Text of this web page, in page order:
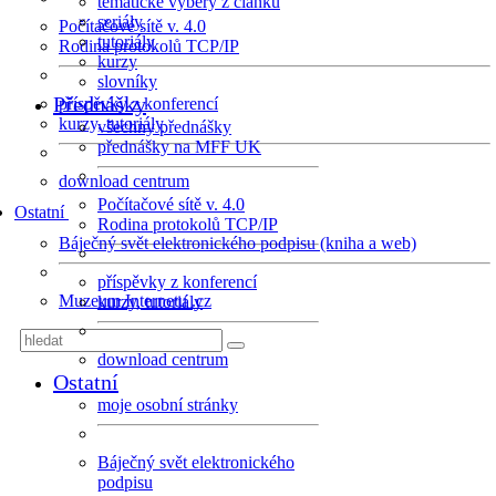
Počítačové sítě v. 4.0
Rodina protokolů TCP/IP
příspěvky z konferencí
kurzy, tutoriály
download centrum
Ostatní
Báječný svět elektronického podpisu (kniha a web)
Muzeum Internetu .cz
seriály
tutoriály
kurzy
slovníky
Přednášky
všechny přednášky
přednášky na MFF UK
Počítačové sítě v. 4.0
Rodina protokolů TCP/IP
příspěvky z konferencí
kurzy, tutoriály
download centrum
Ostatní
moje osobní stránky
Báječný svět elektronického
podpisu